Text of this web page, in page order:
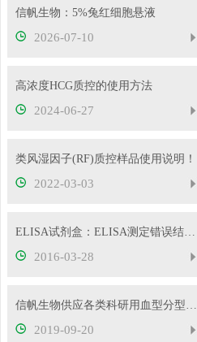
信帆生物：5%兔红细胞悬液
2026-07-10
高浓度HCG质控的使用方法
2024-06-27
类风湿因子(RF)质控样品使用说明！
2022-03-03
ELISA试剂盒：ELISA测定错误结果的原因分析
2016-03-28
信帆生物供应各类科研用血型分型试剂，欢迎抢购
2019-09-20